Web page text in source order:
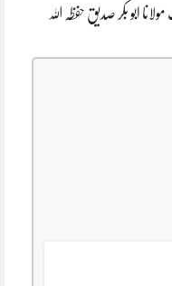
ابو بکر صدیق حفظہ اللہ